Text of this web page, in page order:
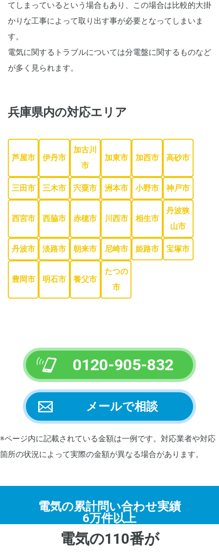
てしまっているという場合もあり、この場合は比較的大掛
かりな工事によって取り出す事が必要となってしまいま
す。
電気に関するトラブルについては分電盤に関するものなど
が多く見られます。
兵庫県内の対応エリア
芦屋市 伊丹市
加古川
市
加東市 加西市 高砂市
三田市 三木市 宍粟市 洲本市 小野市 神戸市
西宮市 西脇市 赤穂市 川西市 相生市
丹波狭
山市
丹波市 淡路市 朝来市 尼崎市 姫路市 宝塚市
豊岡市 明石市 養父市
たつの
市
0120-905-832
メールで相談
※ページ内に記載されている金額は一例です。対応業者や対応
箇所の状況によって実際の金額が異なる場合があります。
電気の累計問い合わせ実績
6万件以上
電気の110番が